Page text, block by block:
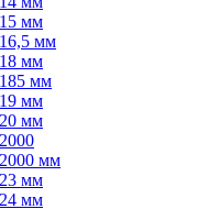
мм
мм
мм
мм
мм
мм
мм
мм
мм